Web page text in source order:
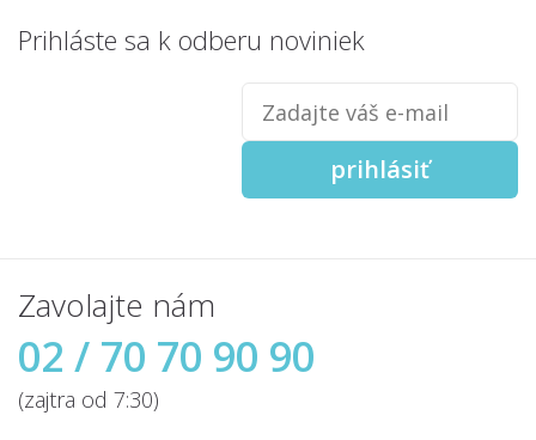
Prihláste sa k odberu noviniek
Zadajte
váš
e-
prihlásiť
Zavolajte nám
02 / 70 70 90 90
(zajtra od 7:30)